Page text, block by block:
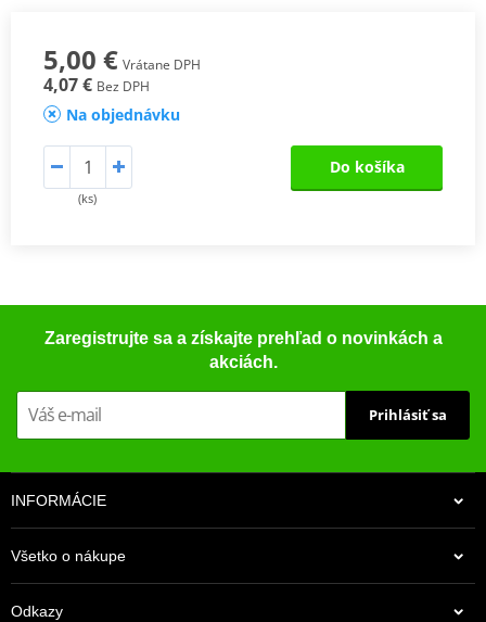
5,00 € Vrátane DPH
4,07 € Bez DPH
Na objednávku
(ks)
Do košíka
Zaregistrujte sa a získajte prehľad o novinkách a
akciách.
Prihlásiť sa
INFORMÁCIE
Všetko o nákupe
Odkazy